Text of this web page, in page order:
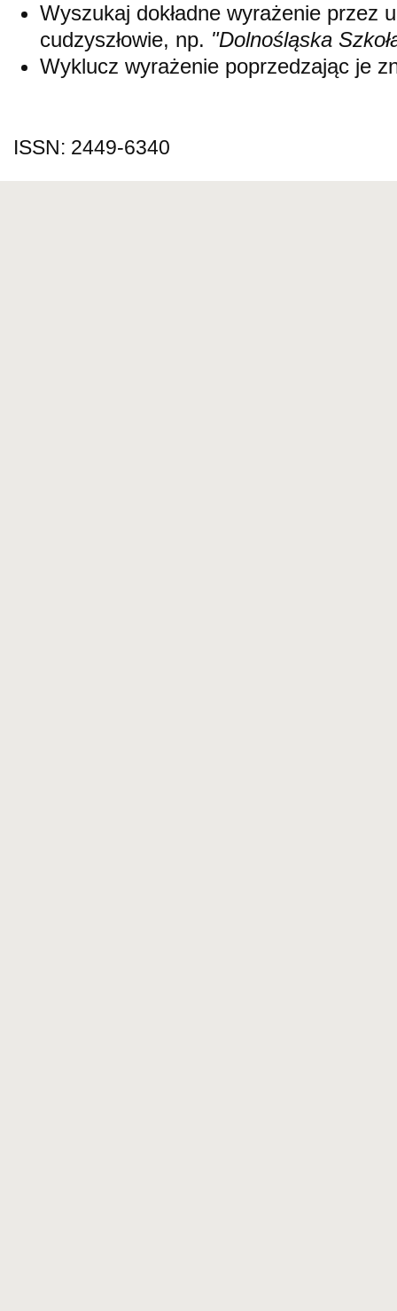
Wyszukaj dokładne wyrażenie przez
cudzyszłowie, np. "Dolnośląska
Wyklucz wyrażenie poprzedzając je
ISSN: 2449-6340